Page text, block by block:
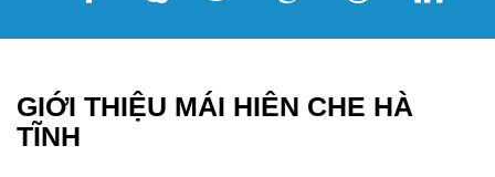
GIỚI THIỆU MÁI HIÊN CHE HÀ
TĨNH